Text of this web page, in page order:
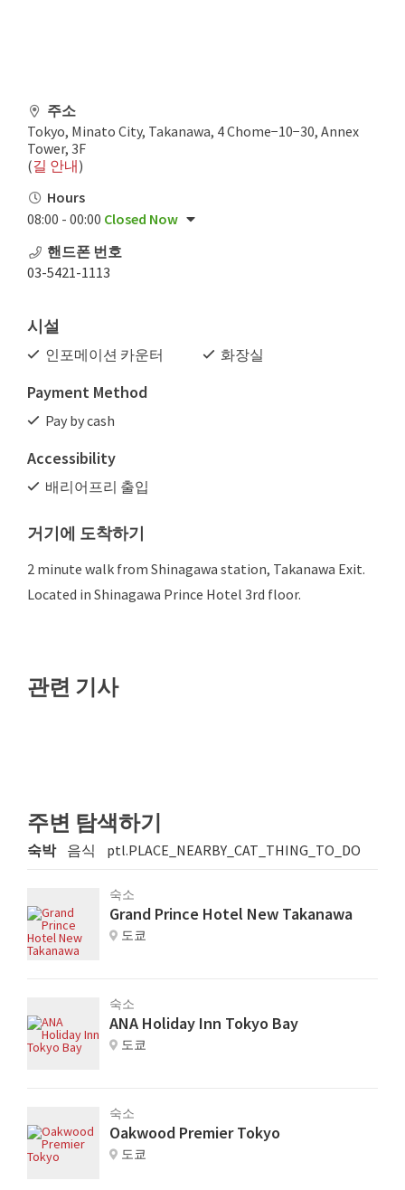
주소
Tokyo, Minato City, Takanawa, 4 Chome−10−30, Annex
Tower, 3F
(길 안내)
Hours
08:00 - 00:00 Closed Now
핸드폰 번호
03-5421-1113
시설
인포메이션 카운터 화장실
Payment Method
Pay by cash
Accessibility
배리어프리 출입
거기에 도착하기
2 minute walk from Shinagawa station, Takanawa Exit.
Located in Shinagawa Prince Hotel 3rd floor.
관련 기사
주변 탐색하기
숙박 음식 ptl.PLACE_NEARBY_CAT_THING_TO_DO
숙소
Grand Prince Hotel New Takanawa
도쿄
숙소
ANA Holiday Inn Tokyo Bay
도쿄
숙소
Oakwood Premier Tokyo
도쿄